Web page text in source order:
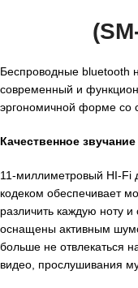
Беспроводные bluetooth
современный и
эргономичной форме со
Качественное звучание
11-миллиметровый HI-Fi
кодеком обеспечивает
различить каждую ноту
оснащены активным
больше не отвлекаться
видео, прослушивания